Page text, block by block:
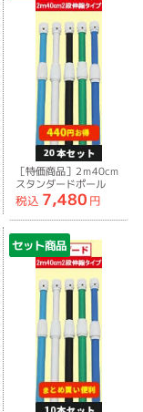
［特価商品］2ｍ40cm
スタンダードポール
（２段伸縮）［20本セ
ット］
税込 7,480 円
セット商品